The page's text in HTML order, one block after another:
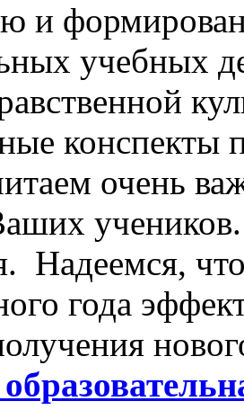
и
учебных
конспекты
очень
Надеемся,
года